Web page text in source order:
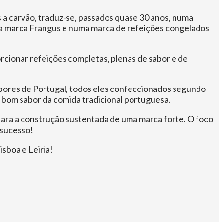
traduz-se, passados quase 30 anos, numa
Frangus e numa marca de refeições congelados
refeições completas, plenas de sabor e de
de Portugal, todos eles confeccionados segundo
sabor da comida tradicional portuguesa.
a construção sustentada de uma marca forte. O foco
e Leiria!